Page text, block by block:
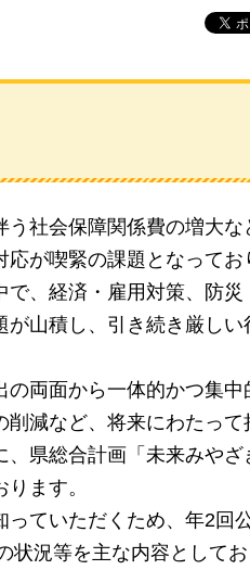
社会保障関係費の増大な
が喫緊の課題となってお
、経済・雇用対策、防災
山積し、引き続き厳しい
両面から一体的かつ集中
減など、将来にわたって
県総合計画「未来みやざ
ます。
ていただくため、年2回
況等を主な内容としてお